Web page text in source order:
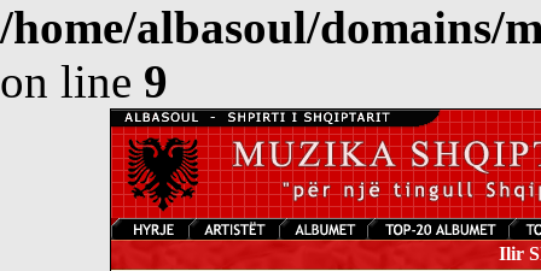
/home/albasoul/domains/
on line 9
Ilir